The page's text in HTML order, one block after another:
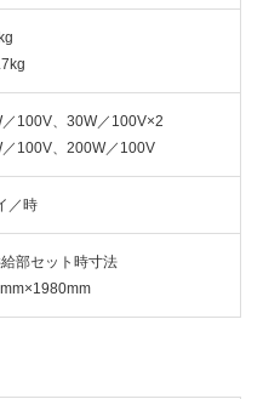
100V、30W／100V×2
100V、200W／100V
／時
部セット時寸法